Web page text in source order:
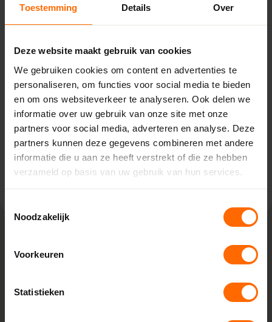
Toestemming Details Over
Deze website maakt gebruik van cookies
We gebruiken cookies om content en advertenties te
personaliseren, om functies voor social media te bieden
en om ons websiteverkeer te analyseren. Ook delen we
informatie over uw gebruik van onze site met onze
partners voor social media, adverteren en analyse. Deze
partners kunnen deze gegevens combineren met andere
informatie die u aan ze heeft verstrekt of die ze hebben
verzameld op basis van uw gebruik van hun services.
Noodzakelijk
Voorkeuren
Statistieken
Pick-up point
Almelo – Witzand
Sluiskade Noordzijde 36,
7602 HR Almelo
0513335000
almelo@skodora.nl
Bekijk vestiging info
Lokaal geproduceerd in onze eigen
Skodora maakt kunststof kozijnen bestellen eenvoudig.
Doordat we alles zelf produceren in onze fabrieken in